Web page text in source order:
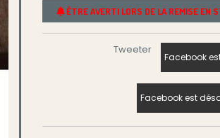
ÊTRE AVERTI LORS DE LA REMISE EN
Tweeter
Facebook
Facebook est